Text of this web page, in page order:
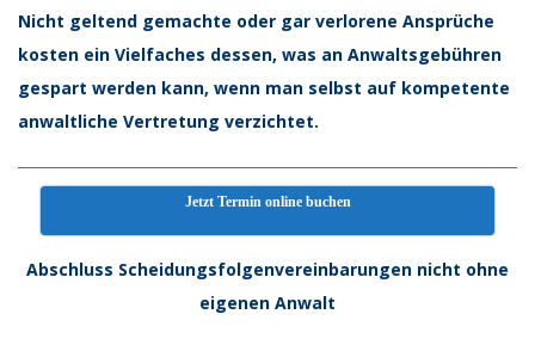
Nicht geltend gemachte oder gar verlorene Ansprüche
kosten ein Vielfaches dessen, was an Anwaltsgebühren
gespart werden kann, wenn man selbst auf kompetente
anwaltliche Vertretung verzichtet.
Jetzt Termin online buchen
Abschluss Scheidungsfolgenvereinbarungen nicht ohne
eigenen Anwalt